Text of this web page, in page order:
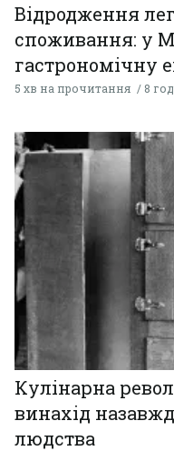
Відродження
споживання: у
гастрономічну
5 хв на прочитання 8
Кулінарна
винахід
людства